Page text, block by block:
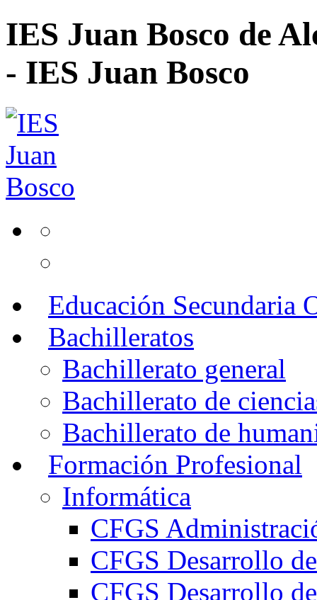
IES Juan Bosco de
- IES Juan Bosco
Educación Secundaria
Bachilleratos
Bachillerato general
Bachillerato de
Bachillerato de
Formación Profesional
Informática
CFGS
CFGS Desarrollo
CFGS Desarrollo